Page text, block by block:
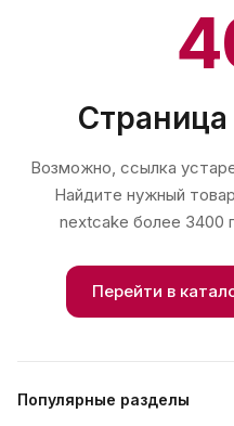
Возможно, ссылка
Найдите нужный
nextcake более 3400
Перейти в
Популярные разделы